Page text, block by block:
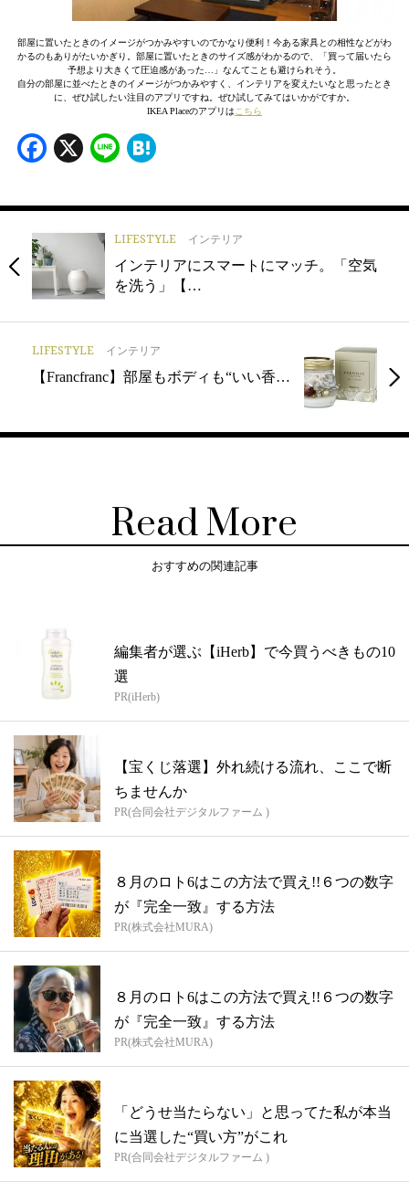
部屋に置いたときのイメージがつかみやすいのでかなり便利！今ある家具との相性などがわ
かるのもありがたいかぎり。部屋に置いたときのサイズ感がわかるので、「買って届いたら
予想より大きくて圧迫感があった…」なんてことも避けられそう。
自分の部屋に並べたときのイメージがつかみやすく、インテリアを変えたいなと思ったとき
に、ぜひ試したい注目のアプリですね。ぜひ試してみてはいかがですか。
IKEA Placeのアプリは こちら
Facebook
X Line
LIFESTYLE インテリア
インテリアにスマートにマッチ。「空気
を洗う」【…
LIFESTYLE インテリア
【Francfranc】部屋もボディも“いい香…
Read More
おすすめの関連記事
編集者が選ぶ【iHerb】で今買うべきもの10
選
PR(iHerb)
【宝くじ落選】外れ続ける流れ、ここで断
ちませんか
PR(合同会社デジタルファーム )
８月のロト6はこの方法で買え!!６つの数字
が『完全一致』する方法
PR(株式会社MURA)
８月のロト6はこの方法で買え!!６つの数字
が『完全一致』する方法
PR(株式会社MURA)
「どうせ当たらない」と思ってた私が本当
に当選した“買い方”がこれ
PR(合同会社デジタルファーム )